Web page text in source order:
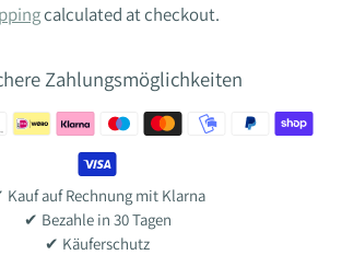
calculated at checkout.
Zahlungsmöglichkeiten
Kauf auf Rechnung mit Klarna
✔ Bezahle in 30 Tagen
✔ Käuferschutz